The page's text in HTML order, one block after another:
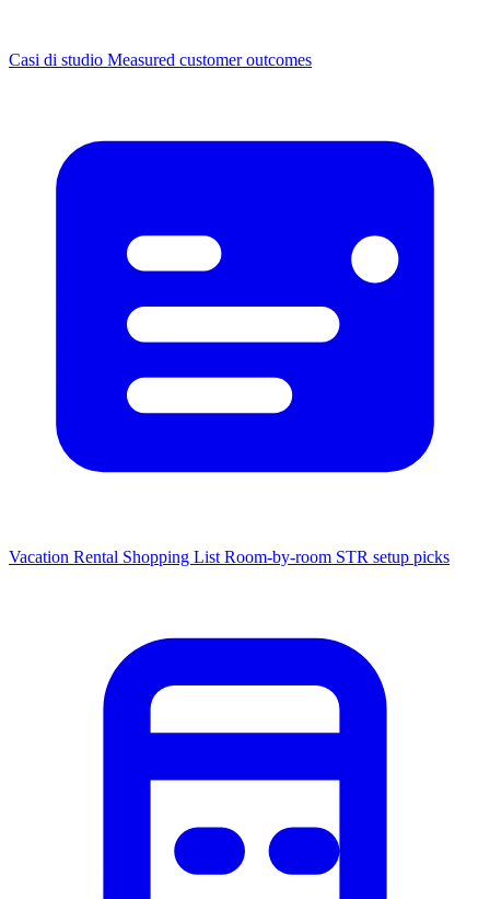
Casi di studio Measured customer outcomes
Vacation Rental Shopping List Room-by-room STR setup picks